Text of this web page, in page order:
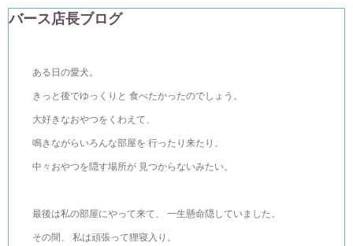
バース店長ブログ
ある日の愛犬。
きっと後でゆっくりと 食べたかったのでしょう。
大好きなおやつをくわえて、
鳴きながらいろんな部屋を 行ったり来たり。
中々おやつを隠す場所が 見つからないみたい。
最後は私の部屋にやって来て、 一生懸命隠していました。
その間、 私は頑張って狸寝入り。